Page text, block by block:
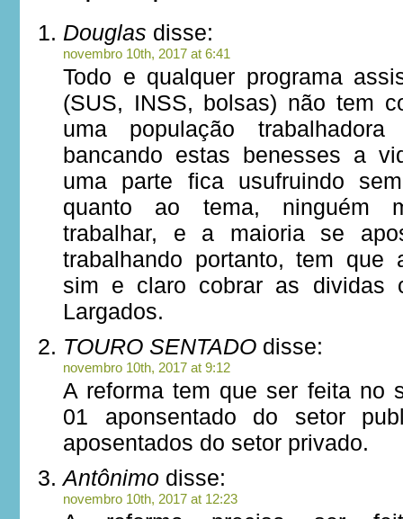
Douglas disse:
novembro 10th, 2017 at 6:41
Todo e qualquer programa
(SUS, INSS, bolsas) não tem
uma população
bancando estas benesses a
uma parte fica usufruindo
quanto ao tema, ninguém
trabalhar, e a maioria se
trabalhando portanto, tem que
sim e claro cobrar as dividas
Largados.
TOURO SENTADO disse:
novembro 10th, 2017 at 9:12
A reforma tem que ser feita no
01 aponsentado do setor
aposentados do setor privado.
Antônimo disse:
novembro 10th, 2017 at 12:23